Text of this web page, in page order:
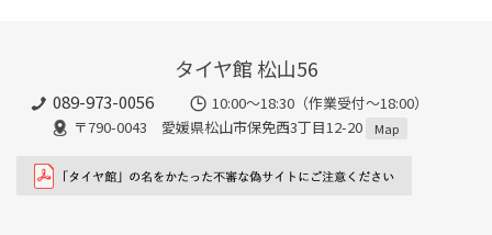
タイヤ館 松山56
089-973-0056
10:00～18:30（作業受付～18:00）
〒790-0043 愛媛県松山市保免西3丁目12-20
Map